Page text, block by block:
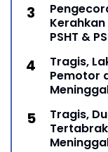
PSHT &
Tragis,
Pemotor
Tragis,